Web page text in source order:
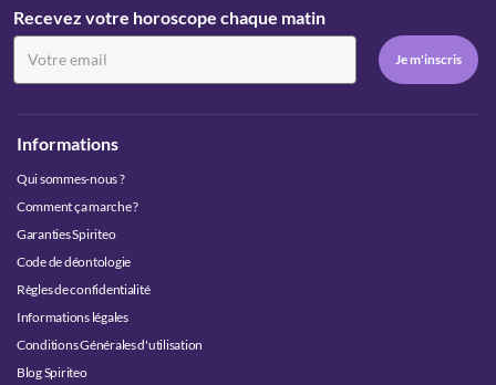
Recevez votre horoscope chaque matin
Informations
Qui sommes-nous ?
Comment ça marche ?
Garanties Spiriteo
Code de déontologie
Règles de confidentialité
Informations légales
Conditions Générales d'utilisation
Blog Spiriteo